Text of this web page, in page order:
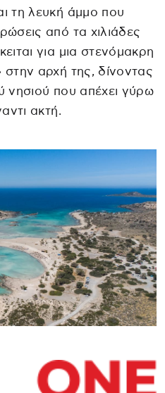
τη λευκή άμμο που
από τα χιλιάδες
για μια στενόμακρη
αρχή της, δίνοντας
νησιού που απέχει γύρω
ακτή.